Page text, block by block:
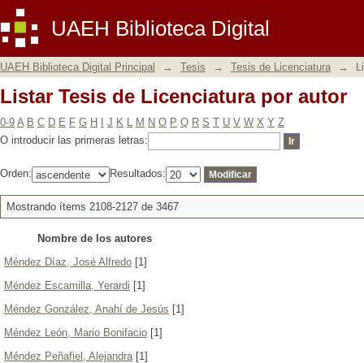
UAEH Biblioteca Digital
Listar Tesis de Licenciatura por autor
UAEH Biblioteca Digital Principal → Tesis → Tesis de Licenciatura →
Listar Tesis de Licenciatura por autor
0-9 A B C D E F G H J K L M N O P Q R S T U V W X Y Z
O introducir las primeras letras:
Orden: Resultados:
Mostrando ítems 2108-2127 de 3467
Nombre de los autores
Méndez Díaz, José Alfredo [1]
Méndez Escamilla, Yerardi [1]
Méndez González, Anahí de Jesús [1]
Méndez León, Mario Bonifacio [1]
Méndez Peñafiel, Alejandra[1]